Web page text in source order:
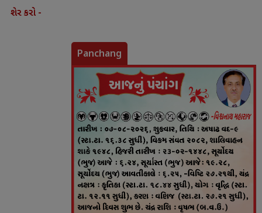
શેર કરો -
Panchang